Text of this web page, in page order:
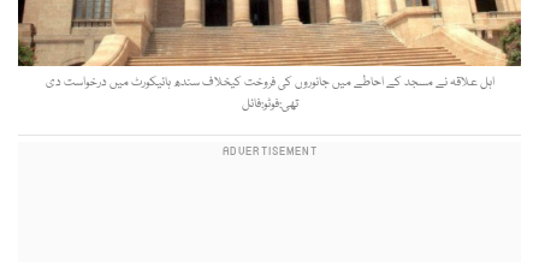
اہل علاقہ نے مسجد کے احاطے میں جانوروں کی فروخت کیخلاف سندھ ہائیکورٹ میں درخواست دی
تھی:فوٹو:فائل